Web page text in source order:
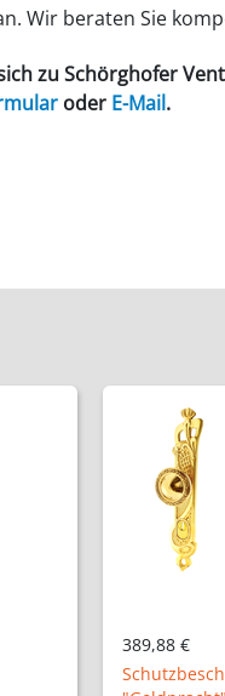
Wir beraten Sie
zu Schörghofer
oder E-Mail.
148,32 €